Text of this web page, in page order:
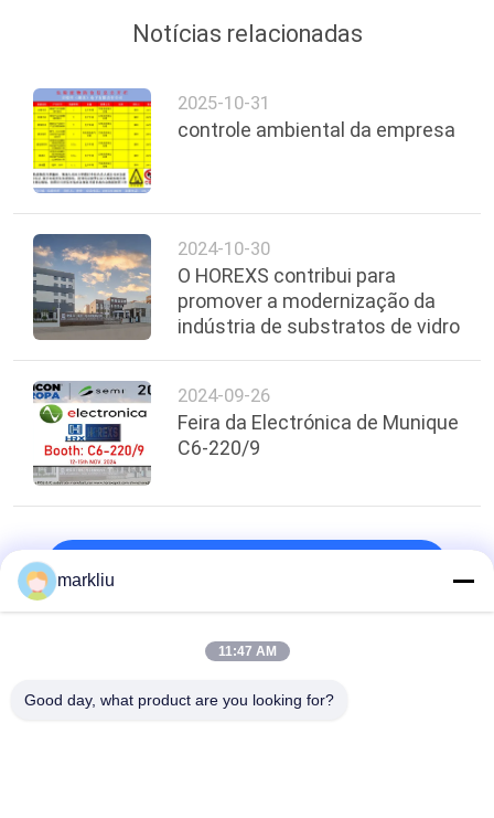
Notícias relacionadas
2025-10-31
controle ambiental da empresa
2024-10-30
O HOREXS contribui para
promover a modernização da
indústria de substratos de vidro
2024-09-26
Feira da Electrónica de Munique
C6-220/9
Categorias populares
markliu
11:47 AM
Good day, what product are you looking for?